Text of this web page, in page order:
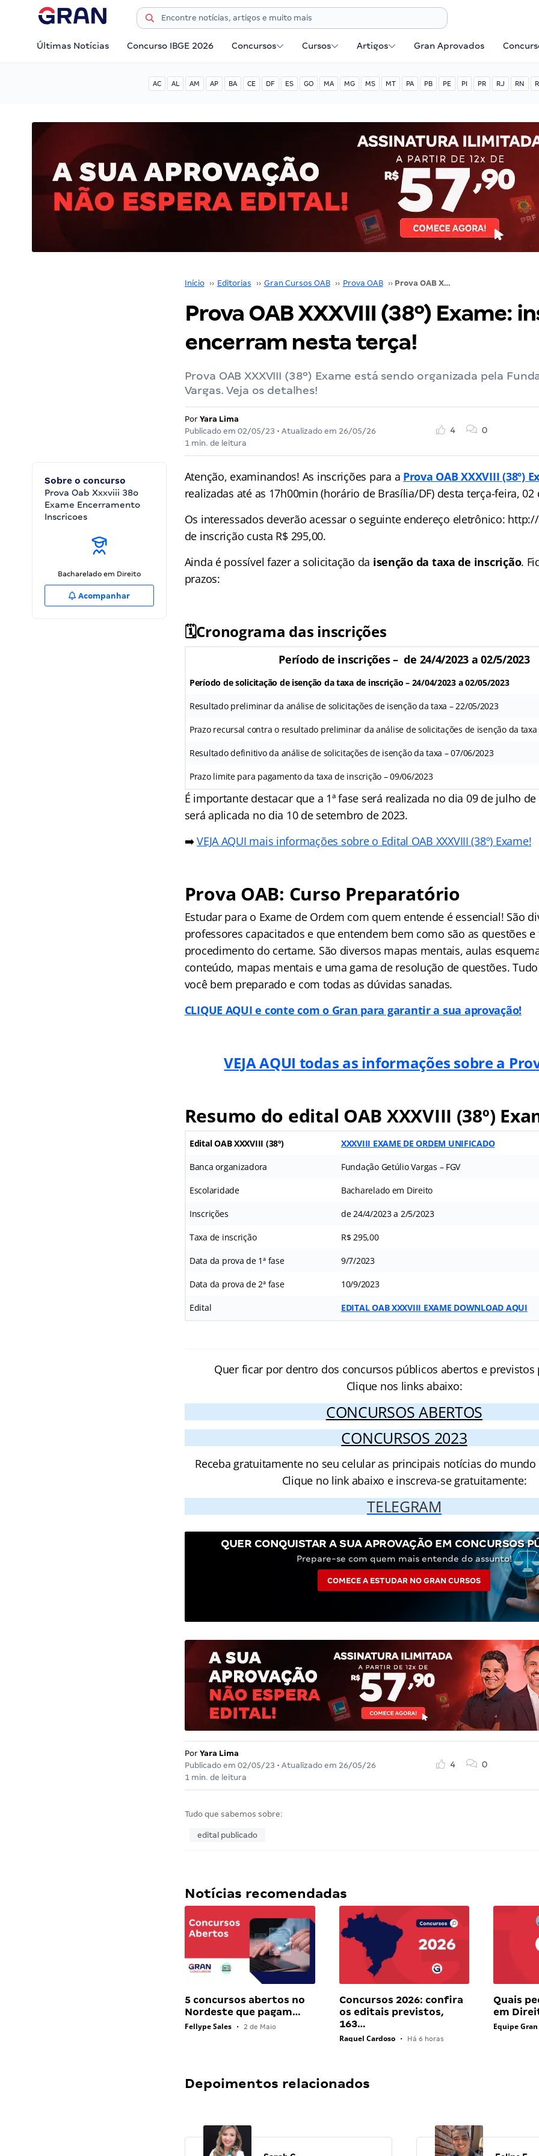
Últimas Notícias Concurso IBGE 2026 Concursos Cursos Artigos Gran Aprovados
AC AL AM AP BA CE DF ES GO MA MG MS MT PA PB PE PI PR RJ RN
Início ›› Editorias ›› Gran Cursos OAB ›› Prova OAB ›› Prova OAB XXXVIII (38º) Exame: inscrições encerram nesta terça!
Prova OAB XXXVIII (38º) Exame:
encerram nesta terça!
Prova OAB XXXVIII (38º) Exame está sendo organizada pela
Vargas. Veja os detalhes!
Por Yara Lima
Publicado em 02/05/23 • Atualizado em 26/05/26
1 min. de leitura
4 0
Sobre o concurso
Prova Oab Xxxviii 38o
Exame Encerramento
Inscricoes
Bacharelado em Direito
Acompanhar
Atenção, examinandos! As inscrições para a Prova OAB XXXVIII (38º)
realizadas até as 17h00min (horário de Brasília/DF) desta terça-feira, 02
Os interessados deverão acessar o seguinte endereço eletrônico:
de inscrição custa R$ 295,00.
Ainda é possível fazer a solicitação da isenção da taxa de inscrição.
prazos:
🗓️Cronograma das inscrições
Período de inscrições – de 24/4/2023 a 02/5/2023
Período de solicitação de isenção da taxa de inscrição – 24/04/2023 a 02/05/2023
Resultado preliminar da análise de solicitações de isenção da taxa – 22/05/2023
Prazo recursal contra o resultado preliminar da análise de solicitações de isenção da taxa
Resultado definitivo da análise de solicitações de isenção da taxa – 07/06/2023
Prazo limite para pagamento da taxa de inscrição – 09/06/2023
É importante destacar que a 1ª fase será realizada no dia 09 de julho de
será aplicada no dia 10 de setembro de 2023.
➡️VEJA AQUI mais informações sobre o Edital OAB XXXVIII (38º) Exame!
Prova OAB: Curso Preparatório
Estudar para o Exame de Ordem com quem entende é essencial! São
professores capacitados e que entendem bem como são as questões
procedimento do certame. São diversos mapas mentais, aulas
conteúdo, mapas mentais e uma gama de resolução de questões.
você bem preparado e com todas as dúvidas sanadas.
CLIQUE AQUI e conte com o Gran para garantir a sua aprovação!
VEJA AQUI todas as informações sobre a
Resumo do edital OAB XXXVIII (38º)
Edital OAB XXXVIII (38º) XXXVIII EXAME DE ORDEM UNIFICADO
Banca organizadora Fundação Getúlio Vargas – FGV
Escolaridade Bacharelado em Direito
Inscrições de 24/4/2023 a 2/5/2023
Taxa de inscrição R$ 295,00
Data da prova de 1ª fase 9/7/2023
Data da prova de 2ª fase 10/9/2023
Edital EDITAL OAB XXXVIII EXAME DOWNLOAD AQUI
Quer ficar por dentro dos concursos públicos abertos e previstos
Clique nos links abaixo:
CONCURSOS ABERTOS
CONCURSOS 2023
Receba gratuitamente no seu celular as principais notícias do
Clique no link abaixo e inscreva-se gratuitamente:
TELEGRAM
QUER CONQUISTAR A SUA APROVAÇÃO EM CONCURSOS
Prepare-se com quem mais entende do assunto!
COMECE A ESTUDAR NO GRAN CURSOS
Por Yara Lima
Publicado em 02/05/23 • Atualizado em 26/05/26
1 min. de leitura
4 0
Tudo que sabemos sobre:
edital publicado
Notícias recomendadas
5 concursos abertos no
Nordeste que pagam…
Fellype Sales • 2 de Maio
Concursos 2026: confira
os editais previstos,
163…
Raquel Cardoso • Há 6 horas
Quais
em
Equipe Gran
Depoimentos relacionados